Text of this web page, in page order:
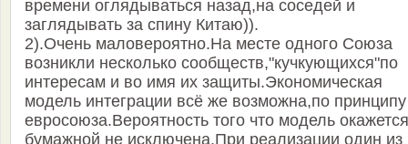
времени оглядываться назад,на соседей и
заглядывать за спину Китаю)).
2).Очень маловероятно.На месте одного Союза
возникли несколько сообществ,"кучкующихся"по
интересам и во имя их защиты.Экономическая
модель интеграции всё же возможна,по принципу
евросоюза.Вероятность того что модель окажется
бумажной не исключена.При реализации один из